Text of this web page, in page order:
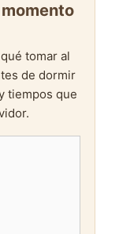
tomar al
de dormir
tiempos que